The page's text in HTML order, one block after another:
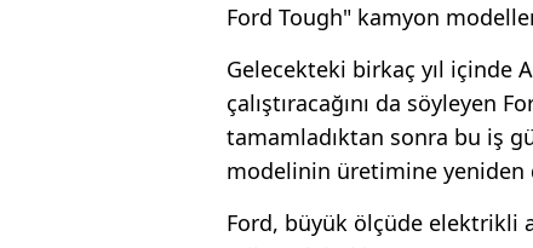
Ford Tough" kamyon
Gelecekteki birkaç yıl içinde
çalıştıracağını da söyleyen
tamamladıktan sonra bu iş
modelinin üretimine yeniden
Ford, büyük ölçüde elektrikli